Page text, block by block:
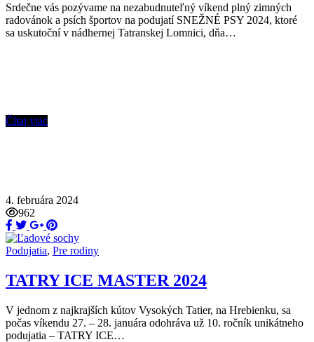
Srdečne vás pozývame na nezabudnuteľný víkend plný zimných
radovánok a psích športov na podujatí SNEŽNÉ PSY 2024, ktoré
sa uskutoční v nádhernej Tatranskej Lomnici, dňa…
Čítaj viac
4. februára 2024
962
Podujatia, Pre rodiny
TATRY ICE MASTER 2024
V jednom z najkrajších kútov Vysokých Tatier, na Hrebienku, sa
počas víkendu 27. – 28. januára odohráva už 10. ročník unikátneho
podujatia – TATRY ICE…